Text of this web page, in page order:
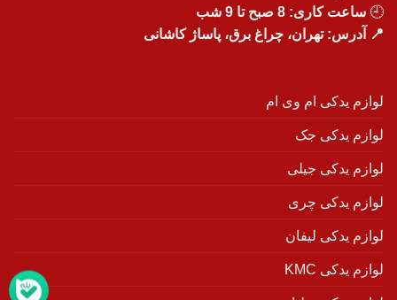
🕘 ساعت کاری: 8 صبح تا 9 شب
📍 آدرس: تهران، چراغ برق، پاساژ کاشانی
لوازم یدکی ام وی ام
لوازم یدکی جک
لوازم یدکی جیلی
لوازم یدکی چری
لوازم یدکی لیفان
لوازم یدکی KMC